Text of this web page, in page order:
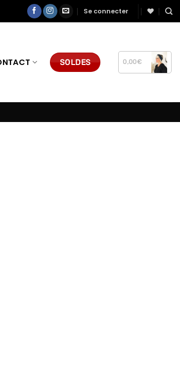
Se connecter
SOLDES 0,00€